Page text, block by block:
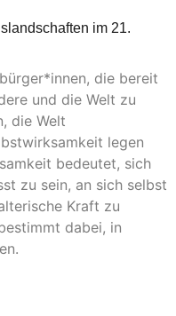
im 21.
die bereit
und die Welt zu
die Welt
legen
bedeutet, sich
zu sein, an sich selbst
Kraft zu
dabei, in